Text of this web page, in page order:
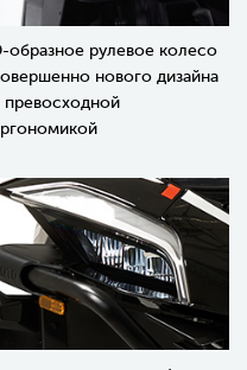
образное рулевое колесо
нового дизайна
превосходной